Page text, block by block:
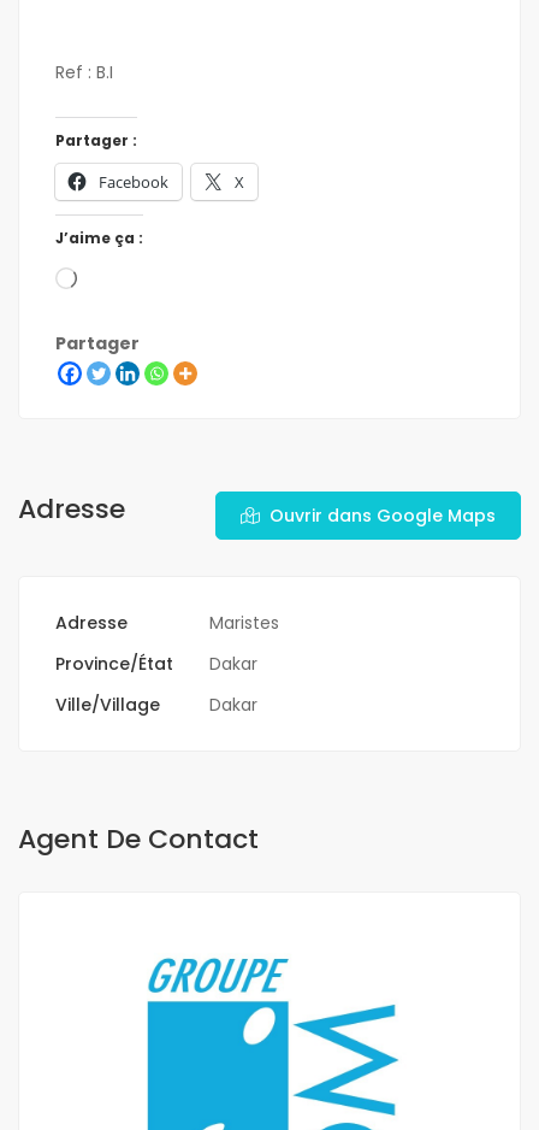
Ref : B.I
Partager :
Facebook X
J’aime ça :
Partager
Adresse Ouvrir dans Google Maps
Adresse
Maristes
Province/État
Dakar
Ville/Village
Dakar
Agent De Contact